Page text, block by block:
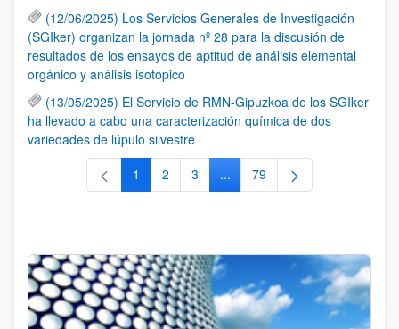
(12/06/2025) Los Servicios Generales de Investigación
(SGIker) organizan la jornada nº 28 para la discusión de
resultados de los ensayos de aptitud de análisis elemental
orgánico y análisis isotópico
(13/05/2025) El Servicio de RMN-Gipuzkoa de los SGIker
ha llevado a cabo una caracterización química de dos
variedades de lúpulo silvestre
Página
1 Página
2 Página
3 ...Páginas intermedias Use TAB
Página
79